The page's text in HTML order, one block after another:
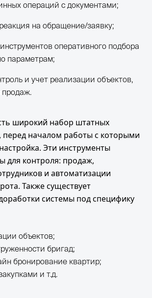
операций с документами;
на обращение/заявку;
оперативного подбора
параметрам;
и учет реализации объектов,
продаж.
широкий набор штатных
перед началом работы с которыми
Эти инструменты
для контроля: продаж,
и автоматизации
Также существует
системы под специфику
объектов;
бригад;
бронирование квартир;
и т.д.